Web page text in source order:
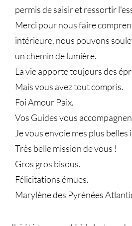
permis de saisir et ressortir
Merci pour nous faire
intérieure, nous pouvons
un chemin de lumière.
La vie apporte toujours des
Mais vous avez tout compris.
Foi Amour Paix.
Vos Guides vous
Je vous envoie mes plus
Très belle mission de vous !
Gros gros bisous.
Félicitations émues.
Marylène des Pyrénées